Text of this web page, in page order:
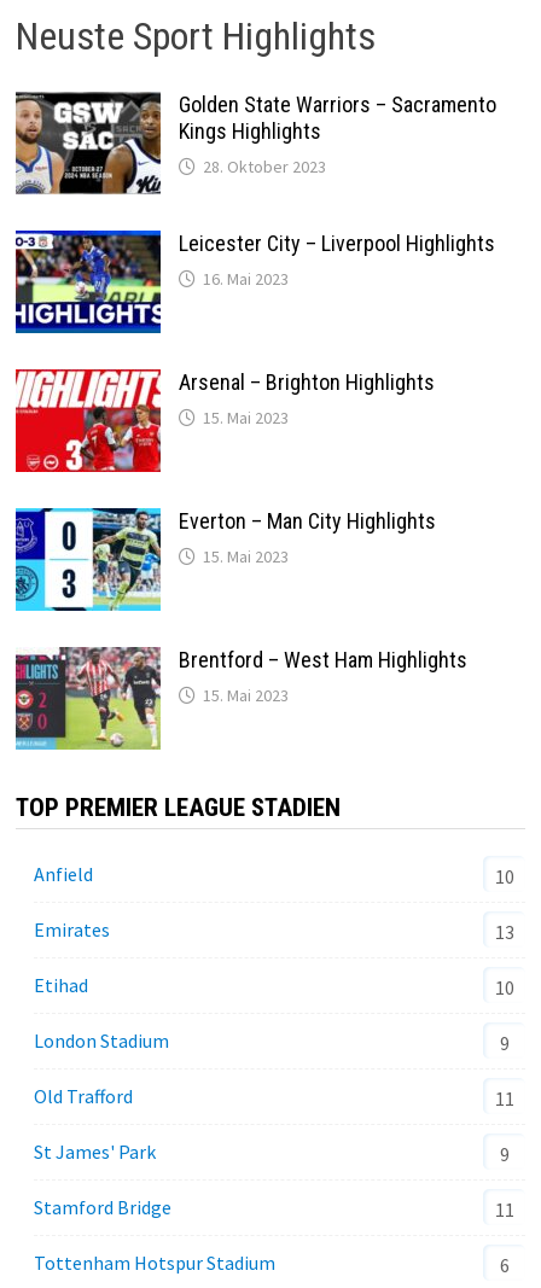
Neuste Sport Highlights
Golden State Warriors – Sacramento
Kings Highlights
28. Oktober 2023
Leicester City – Liverpool Highlights
16. Mai 2023
Arsenal – Brighton Highlights
15. Mai 2023
Everton – Man City Highlights
15. Mai 2023
Brentford – West Ham Highlights
15. Mai 2023
TOP PREMIER LEAGUE STADIEN
Anfield 10
Emirates 13
Etihad 10
London Stadium 9
Old Trafford 11
St James' Park 9
Stamford Bridge 11
Tottenham Hotspur Stadium 6